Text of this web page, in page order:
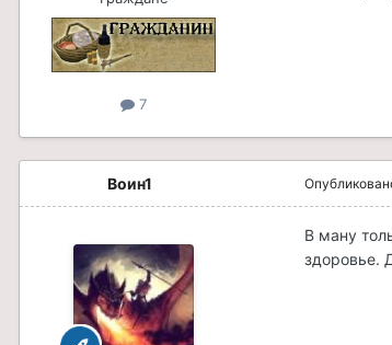
7
Воин1
В ману
здоровье.